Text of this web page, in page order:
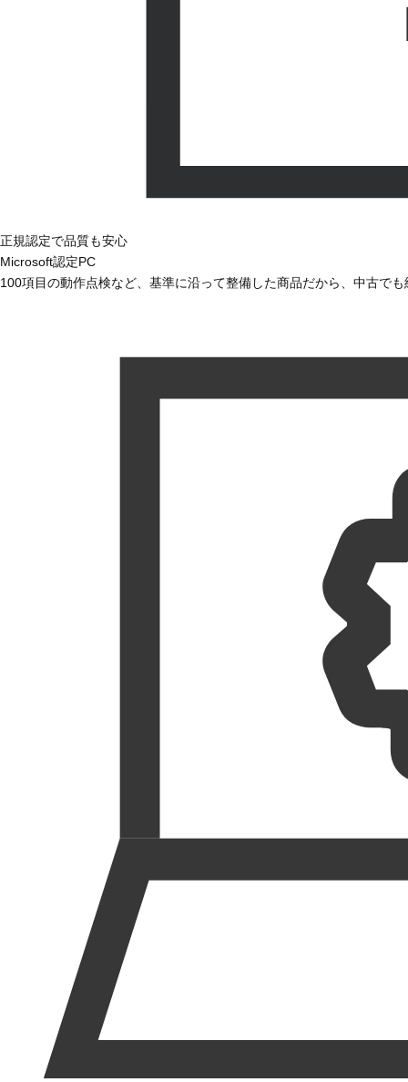
正規認定で品質も安心
Microsoft認定PC
100項目の動作点検など、基準に沿って整備した商品だから、中古で